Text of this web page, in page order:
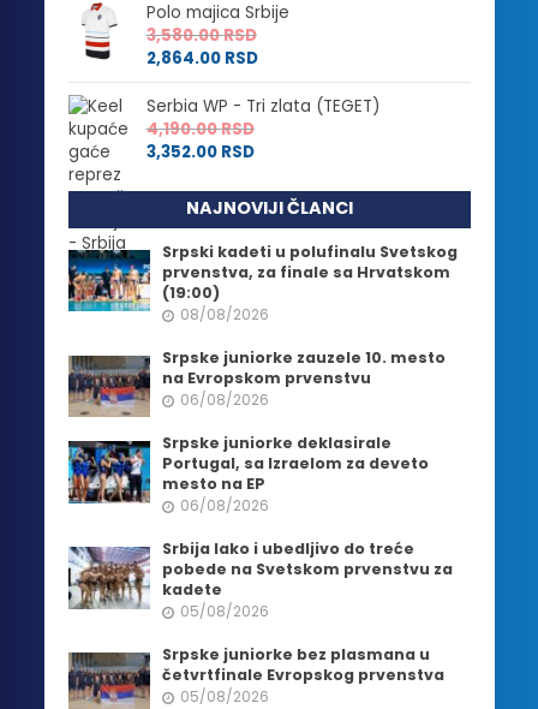
Polo majica Srbije
3,580.00RSD
2,864.00 RSD
Serbia WP - Tri zlata (TEGET)
4,190.00RSD
3,352.00 RSD
NAJNOVIJI ČLANCI
Srpski kadeti u polufinalu Svetskog
prvenstva, za finale sa Hrvatskom
(19:00)
08/08/2026
Srpske juniorke zauzele 10. mesto
na Evropskom prvenstvu
06/08/2026
Srpske juniorke deklasirale
Portugal, sa Izraelom za deveto
mesto na EP
06/08/2026
Srbija lako i ubedljivo do treće
pobede na Svetskom prvenstvu za
kadete
05/08/2026
Srpske juniorke bez plasmana u
četvrtfinale Evropskog prvenstva
05/08/2026